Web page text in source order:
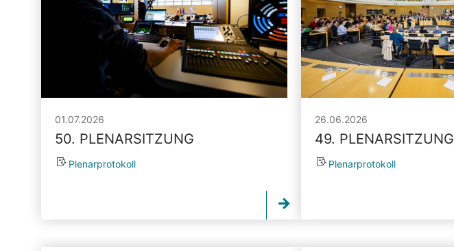
01.07.2026
50. PLENARSITZUNG
Plenarprotokoll
26.06.2026
49. PLENARSITZUNG
Plenarprotokoll